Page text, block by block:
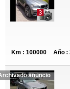
3
Km : 100000
Año :
anuncio